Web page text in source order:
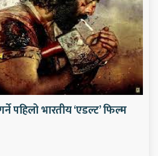
पहिलो भारतीय ‘एडल्ट’ फिल्म